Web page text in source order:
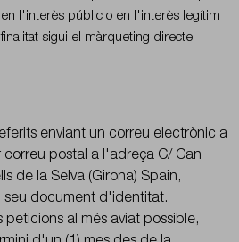
l'interès públic o en l'interès legítim
sigui el màrqueting directe.
enviant un correu electrònic a
correu postal a l'adreça C/ Can
de la Selva (Girona) Spain,
document d'identitat.
peticions al més aviat possible,